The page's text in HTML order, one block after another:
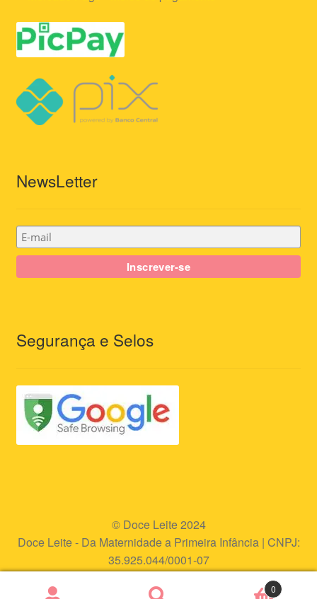
NewsLetter
Segurança e Selos
© Doce Leite 2024
Doce Leite - Da Maternidade a Primeira Infância | CNPJ:
35.925.044/0001-07
0